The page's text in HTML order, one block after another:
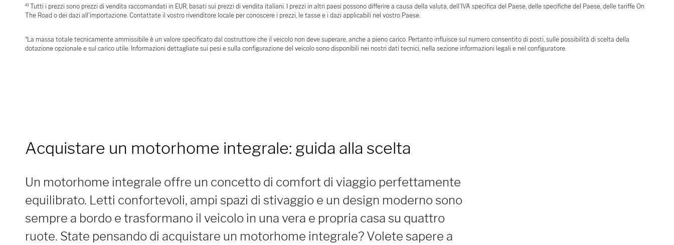
a) Tutti i prezzi sono prezzi di vendita raccomandati in EUR, basati sui prezzi di vendita italiani. I prezzi in altri paesi possono differire a causa della valuta, dell'IVA specifica del Paese, delle specifiche del Paese, delle tariffe On
The Road o dei dazi all'importazione. Contattate il vostro rivenditore locale per conoscere i prezzi, le tasse e i dazi applicabili nel vostro Paese.
*La massa totale tecnicamente ammissibile è un valore specificato dal costruttore che il veicolo non deve superare, anche a pieno carico. Pertanto influisce sul numero consentito di posti, sulle possibilità di scelta della
dotazione opzionale e sul carico utile. Informazioni dettagliate sui pesi e sulla configurazione del veicolo sono disponibili nei nostri dati tecnici, nella sezione informazioni legali e nel configuratore.
Acquistare un motorhome integrale: guida alla scelta
Un motorhome integrale offre un concetto di comfort di viaggio perfettamente
equilibrato. Letti confortevoli, ampi spazi di stivaggio e un design moderno sono
sempre a bordo e trasformano il veicolo in una vera e propria casa su quattro
ruote. State pensando di acquistare un motorhome integrale? Volete sapere a